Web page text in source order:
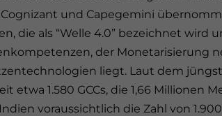
Cognizant und Capegemini
die als “Welle 4.0” bezeichnet wird
der Monetarisierung
liegt. Laut dem
etwa 1.580 GCCs, die 1,66 Millionen
voraussichtlich die Zahl von